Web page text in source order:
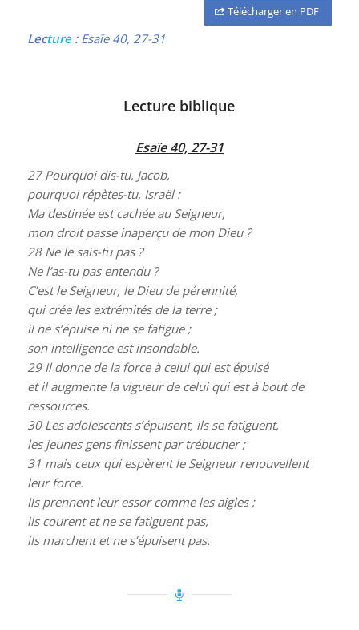
Télécharger en PDF
Lecture: Esaïe 40, 27-31
Lecture biblique
Esaïe 40, 27-31
27Pourquoi dis-tu, Jacob,
pourquoi répètes-tu, Israël :
Ma destinée est cachée au Seigneur,
mon droit passe inaperçu de mon Dieu ?
28 Ne le sais-tu pas ?
Ne l’as-tu pas entendu ?
C’est le Seigneur, le Dieu de pérennité,
qui crée les extrémités de la terre ;
il ne s’épuise ni ne se fatigue ;
son intelligence est insondable.
29 Il donne de la force à celui qui est épuisé
et il augmente la vigueur de celui qui est à bout de
ressources.
30 Les adolescents s’épuisent, ils se fatiguent,
les jeunes gens finissent par trébucher ;
31 mais ceux qui espèrent le Seigneur renouvellent
leur force.
Ils prennent leur essor comme les aigles ;
ils courent et ne se fatiguent pas,
ils marchent et ne s’épuisent pas.